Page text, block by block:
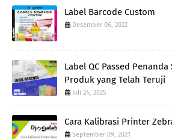
Label Barcode Custom
Desember 06, 2022
Label QC Passed
Produk yang Telah Teruji
Juli 24, 2025
Cara Kalibrasi Printer
September 09, 2021